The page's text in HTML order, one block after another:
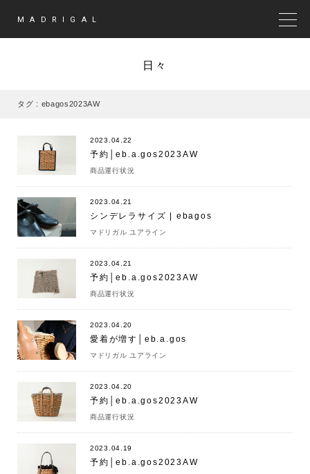
MADRIGAL
日々
タグ : ebagos2023AW
2023.04.22
予約│eb.a.gos2023AW
商品運行状況
2023.04.21
シンデレラサイズ | ebagos
マドリガル ユアライン
2023.04.21
予約│eb.a.gos2023AW
商品運行状況
2023.04.20
愛着が増す│eb.a.gos
マドリガル ユアライン
2023.04.20
予約│eb.a.gos2023AW
商品運行状況
2023.04.19
予約│eb.a.gos2023AW